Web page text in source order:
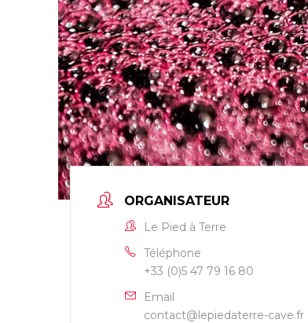
ORGANISATEUR
Le Pied à Terre
Téléphone
+33 (0)5 47 79 16 80
Email
contact@lepiedaterre-cave.fr